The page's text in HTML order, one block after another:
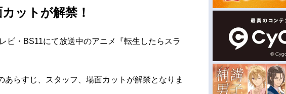
ットが解禁！
ビ・BS11にて放送中のアニメ『転生したらスラ
らすじ、スタッフ、場面カットが解禁となりま